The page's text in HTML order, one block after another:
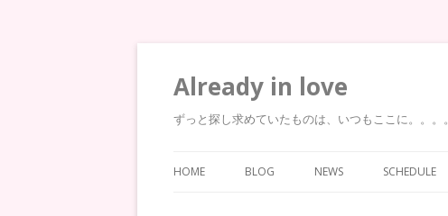
Already in love
ずっと探し求めていたものは、いつもここに。。。。
HOME BLOG NEWS SCHEDULE